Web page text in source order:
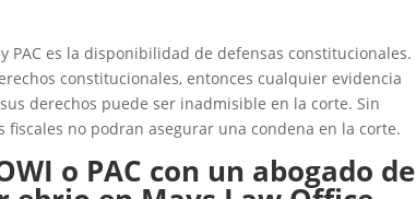
PAC es la disponibilidad de defensas constitucionales.
constitucionales, entonces cualquier evidencia
derechos puede ser inadmisible en la corte. Sin
fiscales no podran asegurar una condena en la corte.
o PAC con un abogado de